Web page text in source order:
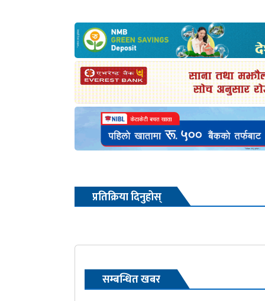
प्रतिक्रिया दिनुहोस्
सम्बन्धित खबर